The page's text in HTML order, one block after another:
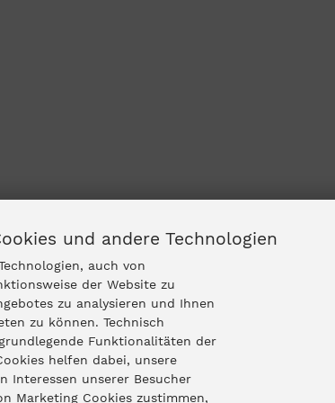
und andere Technologien
auch von
der Website zu
zu analysieren und Ihnen
zu können. Technisch
Funktionalitäten der
helfen dabei, unsere
Interessen unserer Besucher
Marketing Cookies zustimmen,